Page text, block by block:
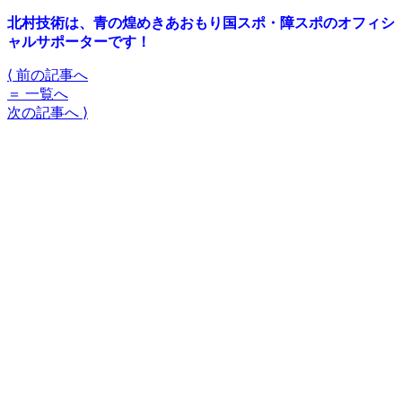
北村技術は、青の煌めきあおもり国スポ・障スポのオフィシ
ャルサポーターです！
⟨ 前の記事へ
＝ 一覧へ
次の記事へ ⟩